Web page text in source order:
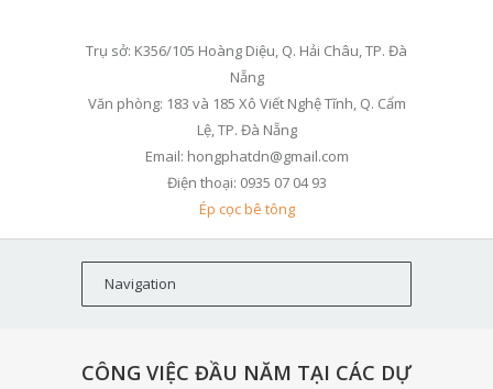
Trụ sở: K356/105 Hoàng Diệu, Q. Hải Châu, TP. Đà
Nẵng
Văn phòng: 183 và 185 Xô Viết Nghệ Tĩnh, Q. Cẩm
Lệ, TP. Đà Nẵng
Email: hongphatdn@gmail.com
Điện thoại: 0935 07 04 93
Ép cọc bê tông
CÔNG VIỆC ĐẦU NĂM TẠI CÁC DỰ